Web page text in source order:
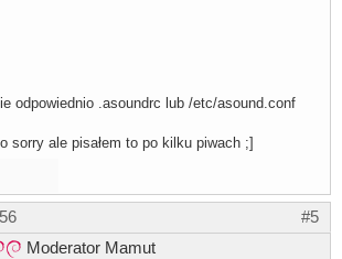
odpowiednio .asoundrc lub /etc/asound.conf
sorry ale pisałem to po kilku piwach ;]
#5
Moderator Mamut